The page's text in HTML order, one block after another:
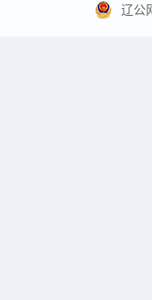
辽公